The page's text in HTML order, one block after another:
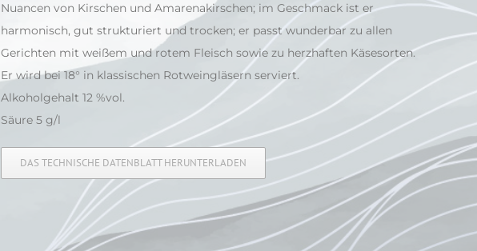
Nuancen von Kirschen und Amarenakirschen; im Geschmack ist er
harmonisch, gut strukturiert und trocken; er passt wunderbar zu allen
Gerichten mit weißem und rotem Fleisch sowie zu herzhaften Käsesorten.
Er wird bei 18° in klassischen Rotweingläsern serviert.
Alkoholgehalt 12 %vol.
Säure 5 g/l
DAS TECHNISCHE DATENBLATT HERUNTERLADEN